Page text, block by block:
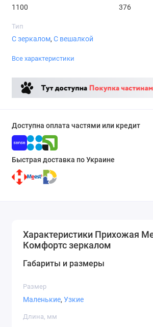
1100 376
Тип
С зеркалом, С вешалкой
Все характеристики
Доступна оплата частями или кредит
Быстрая доставка по Украине
Характеристики Прихожая
Комфортс зеркалом
Габариты и размеры
Размер
Маленькие, Узкие
Длина, мм